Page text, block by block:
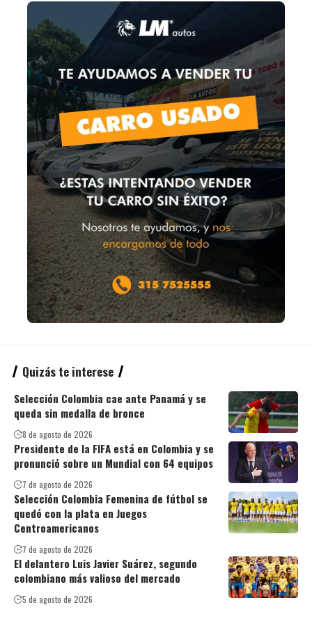
Quizás te interese
Selección Colombia cae ante Panamá y se
queda sin medalla de bronce
8 de agosto de 2026
Presidente de la FIFA está en Colombia y se
pronunció sobre un Mundial con 64 equipos
7 de agosto de 2026
Selección Colombia Femenina de fútbol se
quedó con la plata en Juegos
Centroamericanos
7 de agosto de 2026
El delantero Luis Javier Suárez, segundo
colombiano más valioso del mercado
5 de agosto de 2026